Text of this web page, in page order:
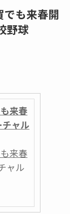
も来春開
野球
来春
ャル
来春
ャル